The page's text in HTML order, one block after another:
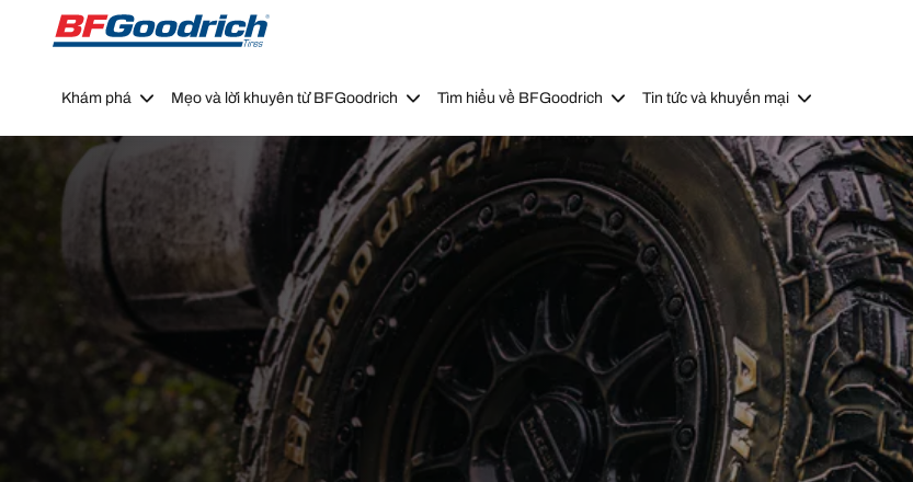
Go to page content
Go to page navigation
Khám phá Mẹo và lời khuyên từ BFGoodrich Tìm hiểu về BFGoodrich Tin tức và khuyến mại